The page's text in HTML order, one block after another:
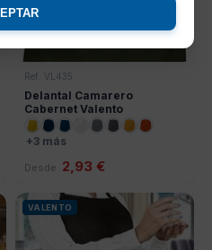
Ref: VL435
Delantal Camarero
Cabernet Valento
+3 más
Desde 2,93 €
VALENTO